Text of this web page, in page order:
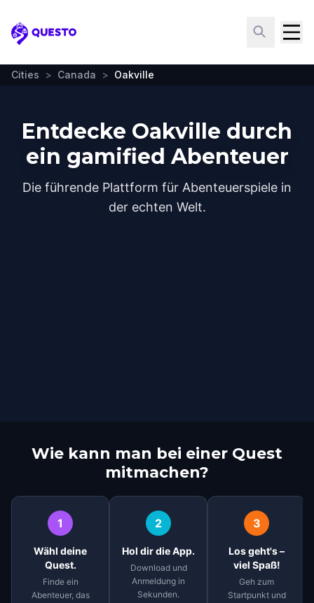
Questo
Cities > Canada > Oakville
Entdecke Oakville durch
ein gamified Abenteuer
Die führende Plattform für Abenteuerspiele in
der echten Welt.
Wie kann man bei einer Quest
mitmachen?
1
Wähl deine
Quest.
Finde ein
Abenteuer, das
2
Hol dir die App.
Download und
Anmeldung in
Sekunden.
3
Los geht's –
viel Spaß!
Geh zum
Startpunkt und